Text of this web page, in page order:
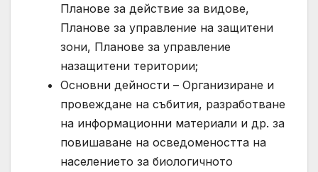
Планове за действие за видове,
Планове за управление на защитени
зони, Планове за управление
назащитени територии;
Основни дейности – Организиране и
провеждане на събития, разработване
на информационни материали и др. за
повишаване на осведомеността на
населението за биологичното